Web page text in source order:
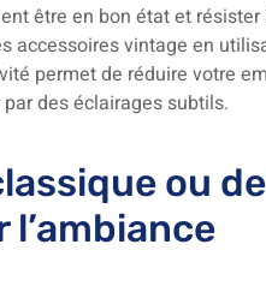
être en bon état et
accessoires vintage en
permet de réduire votre
des éclairages subtils.
ou